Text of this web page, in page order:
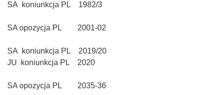
SA koniunkcja PL 1982/3
SA opozycja PL 2001-02
SA koniunkcja PL 2019/20
JU koniunkcja PL 2020
SA opozycja PL 2035-36